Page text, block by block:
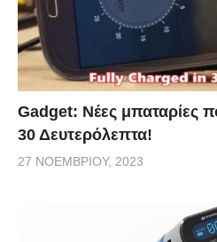
Gadget: Νέες μπαταρίες
30 Δευτερόλεπτα!
27 ΝΟΕΜΒΡΊΟΥ, 2023